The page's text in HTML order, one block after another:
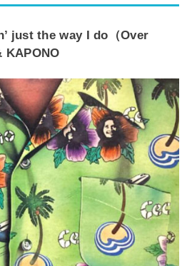
just the way I do（Over
KAPONO